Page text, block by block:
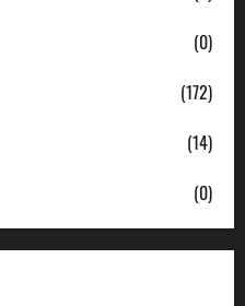
(0)
(172)
(14)
(0)